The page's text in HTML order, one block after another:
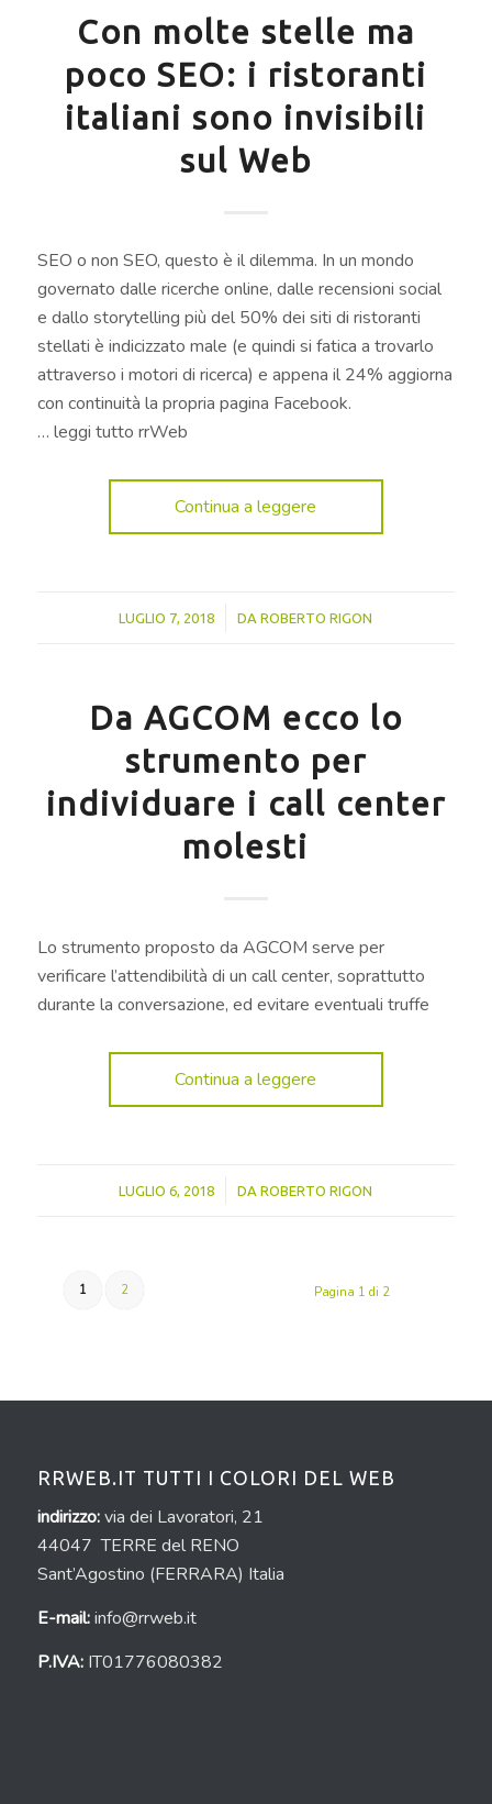
Con molte stelle ma
poco SEO: i ristoranti
italiani sono invisibili
sul Web
SEO o non SEO, questo è il dilemma. In un mondo
governato dalle ricerche online, dalle recensioni social
e dallo storytelling più del 50% dei siti di ristoranti
stellati è indicizzato male (e quindi si fatica a trovarlo
attraverso i motori di ricerca) e appena il 24% aggiorna
con continuità la propria pagina Facebook.
… leggi tutto rrWeb
Continua a leggere
LUGLIO 7, 2018
/ DAROBERTO RIGON
Da AGCOM ecco lo
strumento per
individuare i call center
molesti
Lo strumento proposto da AGCOM serve per
verificare l’attendibilità di un call center, soprattutto
durante la conversazione, ed evitare eventuali truffe
Continua a leggere
LUGLIO 6, 2018
/ DAROBERTO RIGON
Pagina 1 di 2
1 2
RRWEB.IT TUTTI I COLORI DEL WEB
indirizzo:via dei Lavoratori, 21
44047 TERRE del RENO
Sant’Agostino (FERRARA) Italia
E-mail:info@rrweb.it
P.IVA:IT01776080382